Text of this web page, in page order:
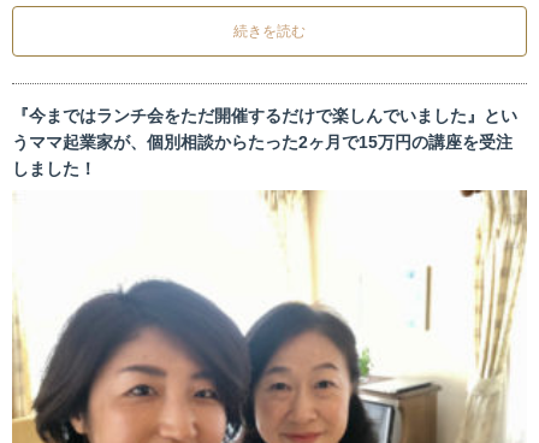
続きを読む
『今まではランチ会をただ開催するだけで楽しんでいました』とい
うママ起業家が、個別相談からたった2ヶ月で15万円の講座を受注
しました！